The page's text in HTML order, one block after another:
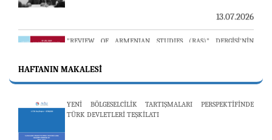
"REVIEW OF ARMENIAN STUDIES (RAS)" DERGİSİ'NİN
53’ÜNCÜ SAYISI YAYINLANDI
AVİM, ÖZBEKİSTAN’DAN İKİ ÖNEMLİ DÜŞÜNCE
HAFTANIN MAKALESI
YENİ BÖLGESELCİLİK TARTIŞMALARI PERSPEKTİFİNDE
TÜRK DEVLETLERİ TEŞKİLATI